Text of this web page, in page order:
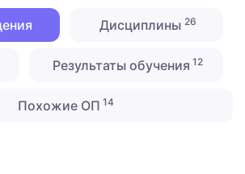
Дисциплины 26
Результаты обучения 12
Похожие ОП 14